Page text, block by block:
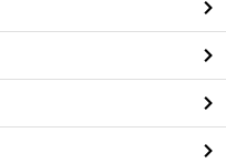
る
い
ウ
ィ
ン
ド
ウ
で